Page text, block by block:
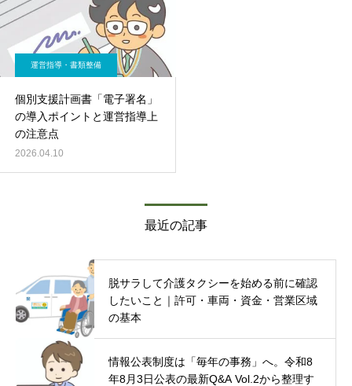
運営指導・書類整備
個別支援計画書「電子署名」
の導入ポイントと運営指導上
の注意点
2026.04.10
最近の記事
脱サラして介護タクシーを始める前に確認
したいこと｜許可・車両・資金・営業区域
の基本
情報公表制度は「毎年の事務」へ。令和8
年8月3日公表の最新Q&A Vol.2から整理す